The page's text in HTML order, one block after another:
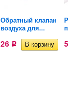
Обратный клапан
воздуха для...
26 Р